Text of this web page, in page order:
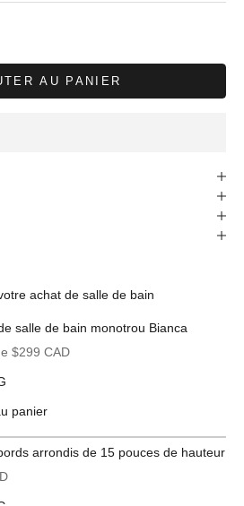
AU PANIER
achat de salle de bain
salle de bain monotrou Bianca
$299 CAD
panier
arrondis de 15 pouces de hauteur